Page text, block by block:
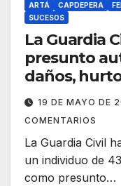
ARTÁ CAPDEPERA
SUCESOS
La Guardia
presunto
daños,
19 DE MAYO DE
COMENTARIOS
La Guardia Civil
un individuo de
como presunto…